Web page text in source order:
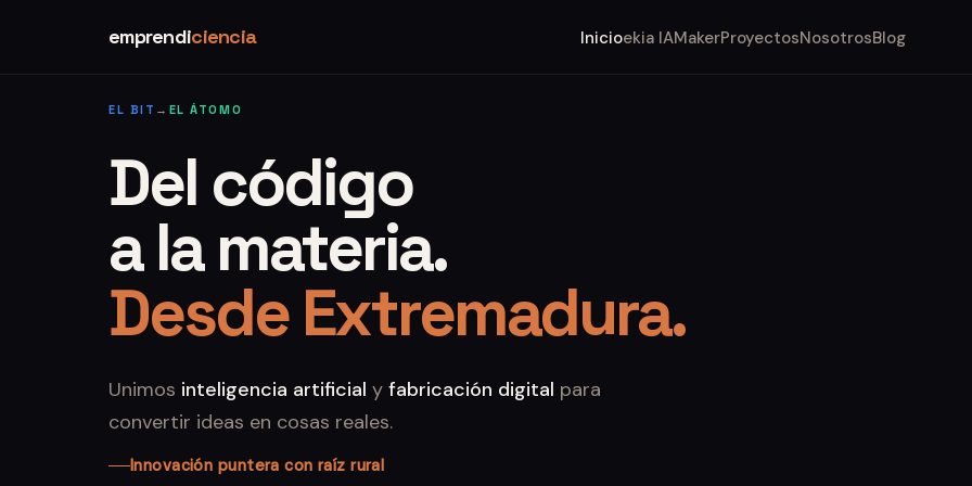
emprendiciencia Inicioekia IAMakerProyectosNosotrosBlog
EL BIT → EL ÁTOMO
Del código
a la materia.
Desde Extremadura.
Unimos inteligencia artificial y fabricación digital para
convertir ideas en cosas reales.
Innovación puntera con raíz rural